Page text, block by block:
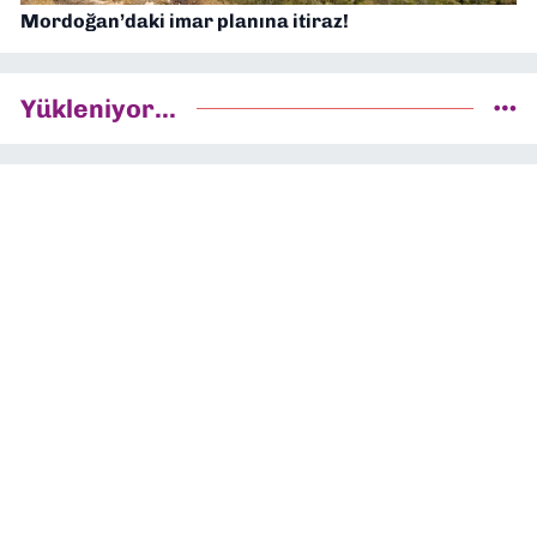
Mordoğan’daki imar planına itiraz!
Yükleniyor...